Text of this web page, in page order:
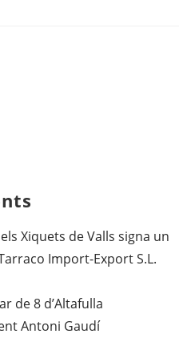
Xiquets de Valls signa un
Import-Export S.L.
de 8 d’Altafulla
Antoni Gaudí